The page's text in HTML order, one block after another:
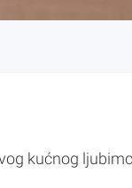
kućnog